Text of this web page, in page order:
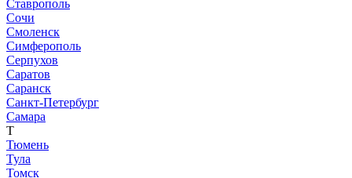
Ставрополь
Сочи
Смоленск
Симферополь
Серпухов
Саратов
Саранск
Санкт-Петербург
Самара
Т
Тюмень
Тула
Томск